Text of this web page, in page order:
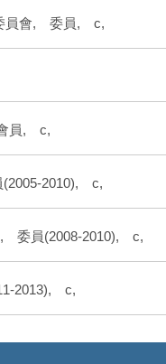
委員會, 委員, c,
會員, c,
(2005-2010), c,
, 委員(2008-2010), c,
2013), c,